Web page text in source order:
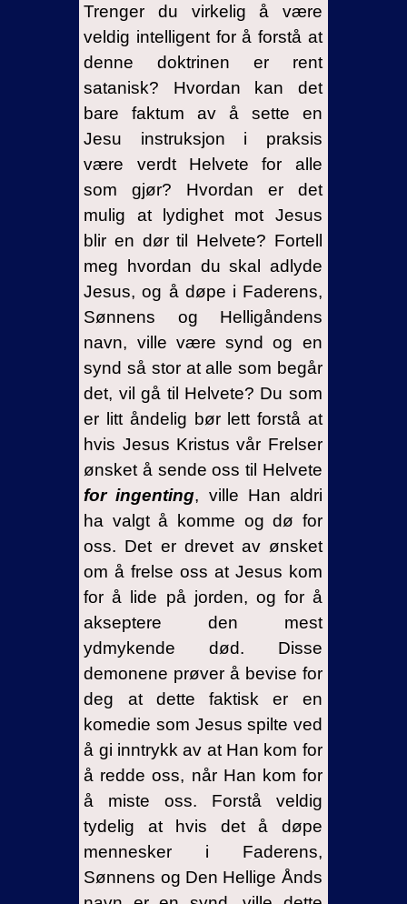
Trenger du virkelig å være
veldig intelligent for å forstå at
denne doktrinen er rent
satanisk? Hvordan kan det
bare faktum av å sette en
Jesu instruksjon i praksis
være verdt Helvete for alle
som gjør? Hvordan er det
mulig at lydighet mot Jesus
blir en dør til Helvete? Fortell
meg hvordan du skal adlyde
Jesus, og å døpe i Faderens,
Sønnens og Helligåndens
navn, ville være synd og en
synd så stor at alle som begår
det, vil gå til Helvete? Du som
er litt åndelig bør lett forstå at
hvis Jesus Kristus vår Frelser
ønsket å sende oss til Helvete
for ingenting, ville Han aldri
ha valgt å komme og dø for
oss. Det er drevet av ønsket
om å frelse oss at Jesus kom
for å lide på jorden, og for å
akseptere den mest
ydmykende død. Disse
demonene prøver å bevise for
deg at dette faktisk er en
komedie som Jesus spilte ved
å gi inntrykk av at Han kom for
å redde oss, når Han kom for
å miste oss. Forstå veldig
tydelig at hvis det å døpe
mennesker i Faderens,
Sønnens og Den Hellige Ånds